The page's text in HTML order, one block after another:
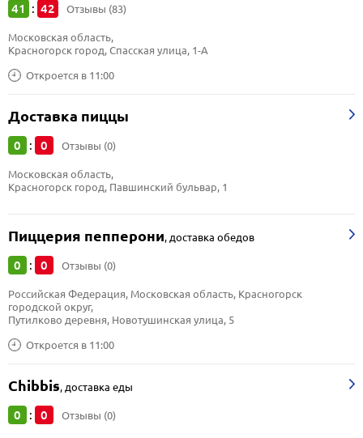
41 : 42 Отзывы (83)
Откроется в 11:00
Московская область,
Красногорск город, Спасская улица, 1-А
Доставка пиццы
0 : 0 Отзывы (0)
Московская область,
Красногорск город, Павшинский бульвар, 1
Пиццерия пепперони, доставка обедов
0 : 0 Отзывы (0)
Откроется в 11:00
Российская Федерация, Московская область, Красногорск
городской округ,
Путилково деревня, Новотушинская улица, 5
Chibbis, доставка еды
0 : 0 Отзывы (0)